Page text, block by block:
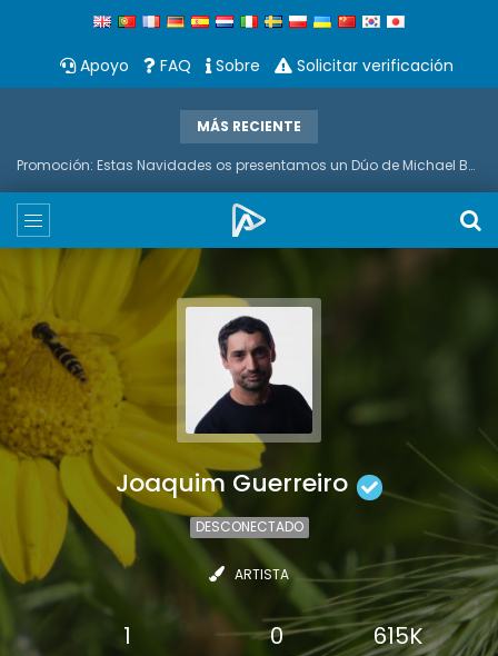
Apoyo FAQ Sobre Solicitar verificación
MÁS RECIENTE
Promoción: Estas Navidades os presentamos un Dúo de Michael Bubble Y Saxo
Joaquim Guerreiro
DESCONECTADO
ARTISTA
1 0 615K